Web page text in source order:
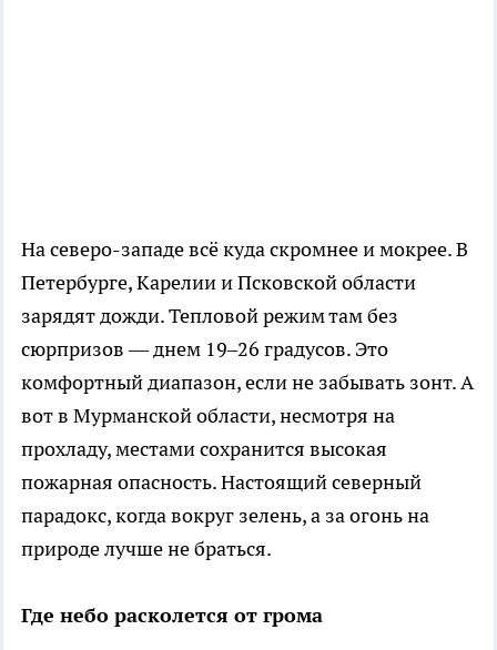
На северо-западе всё куда скромнее и мокрее. В
Петербурге, Карелии и Псковской области
зарядят дожди. Тепловой режим там без
сюрпризов — днем 19–26 градусов. Это
комфортный диапазон, если не забывать зонт. А
вот в Мурманской области, несмотря на
прохладу, местами сохранится высокая
пожарная опасность. Настоящий северный
парадокс, когда вокруг зелень, а за огонь на
природе лучше не браться.
Где небо расколется от грома